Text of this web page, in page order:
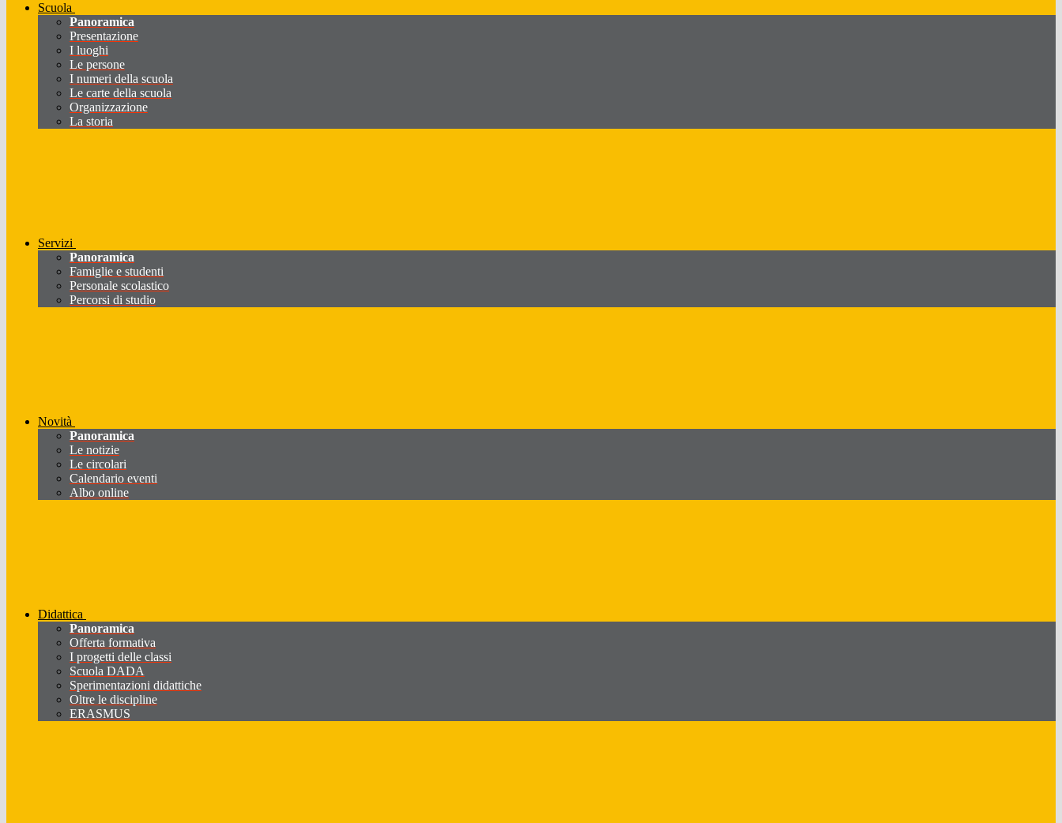
Scuola
Panoramica
Presentazione
I luoghi
Le persone
I numeri della scuola
Le carte della scuola
Organizzazione
La storia
Servizi
Panoramica
Famiglie e studenti
Personale scolastico
Percorsi di studio
Novità
Panoramica
Le notizie
Le circolari
Calendario eventi
Albo online
Didattica
Panoramica
Offerta formativa
I progetti delle classi
Scuola DADA
Sperimentazioni didattiche
Oltre le discipline
ERASMUS